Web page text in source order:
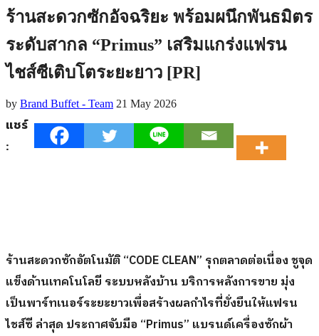
ร้านสะดวกซักอัจฉริยะ พร้อมผนึกพันธมิตร
ระดับสากล “Primus” เสริมแกร่งแฟรน
ไชส์ซีเติบโตระยะยาว [PR]
by Brand Buffet - Team 21 May 2026
แชร์
:
ร้านสะดวกซักอัตโนมัติ “CODE CLEAN” รุกตลาดต่อเนื่อง ชูจุด
แข็งด้านเทคโนโลยี ระบบหลังบ้าน บริการหลังการขาย มุ่ง
เป็นพาร์ทเนอร์ระยะยาวเพื่อสร้างผลกำไรที่ยั่งยืนให้แฟรน
ไชส์ซี ล่าสุด ประกาศจับมือ “Primus” แบรนด์เครื่องซักผ้า